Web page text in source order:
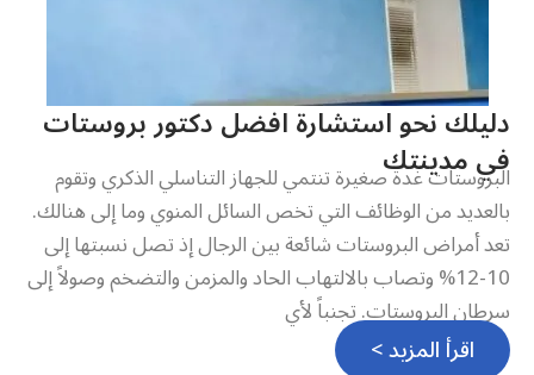
دليلك نحو استشارة افضل دكتور بروستات
في مدينتك
البروستات غدة صغيرة تنتمي للجهاز التناسلي الذكري وتقوم
بالعديد من الوظائف التي تخص السائل المنوي وما إلى هنالك.
تعد أمراض البروستات شائعة بين الرجال إذ تصل نسبتها إلى
10-12% وتصاب بالالتهاب الحاد والمزمن والتضخم وصولاً إلى
سرطان البروستات. تجنباً لأي
اقرأ المزيد >